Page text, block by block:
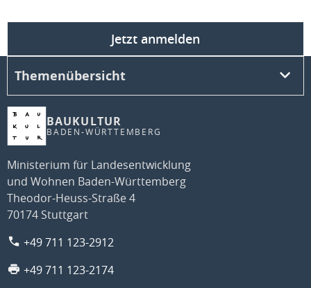
Jetzt anmelden
BAUKULTUR
BADEN-WÜRTTEMBERG
Ministerium für Landesentwicklung
und Wohnen Baden-Württemberg
Theodor-Heuss-Straße 4
70174 Stuttgart
+49 711 123-2912
+49 711 123-2174
Themenübersicht